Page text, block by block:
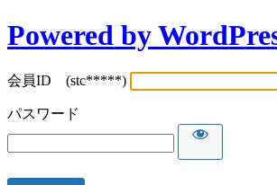
Powered by
会員ID (stc*****)
パスワード